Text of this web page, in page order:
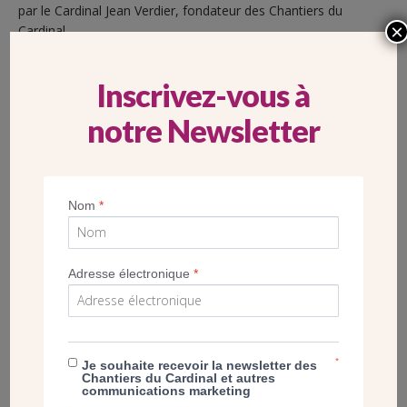
par le Cardinal Jean Verdier, fondateur des Chantiers du
Cardinal.
UNE QUALITÉ ARCHITECTURALE
INDÉNIABLE
Inscrivez-vous à
notre Newsletter
Nom*
Adresse électronique*
Je souhaite recevoir la newsletter des
Chantiers du Cardinal et autres
communications marketing
*
×